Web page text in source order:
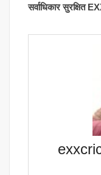
सर्वाधिकार सुरक्षित